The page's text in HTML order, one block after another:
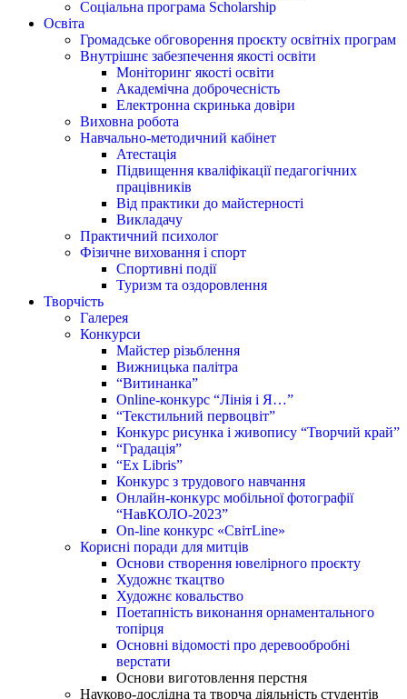
Соціальна програма Scholarship
Освіта
Громадське обговорення проєкту освітніх програм
Внутрішнє забезпечення якості освіти
Моніторинг якості освіти
Академічна доброчесність
Електронна скринька довіри
Виховна робота
Навчально-методичний кабінет
Атестація
Підвищення кваліфікації педагогічних
працівників
Від практики до майстерності
Викладачу
Практичний психолог
Фізичне виховання і спорт
Спортивні події
Туризм та оздоровлення
Творчість
Галерея
Конкурси
Майстер різьблення
Вижницька палітра
“Витинанка”
Online-конкурс “Лінія і Я…”
“Текстильний первоцвіт”
Конкурс рисунка і живопису “Творчий край”
“Градація”
“Ex Libris”
Конкурс з трудового навчання
Онлайн-конкурс мобільної фотографії
“НавКОЛО-2023”
On-line конкурс «СвітLine»
Корисні поради для митців
Основи створення ювелірного проєкту
Художнє ткацтво
Художнє ковальство
Поетапність виконання орнаментального
топірця
Основні відомості про деревообробні
верстати
Основи виготовлення перстня
Науково-дослідна та творча діяльність студентів